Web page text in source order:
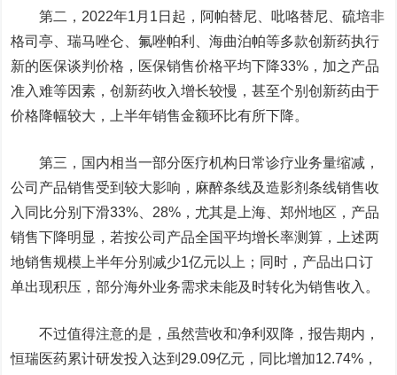
第二，2022年1月1日起，阿帕替尼、吡咯替尼、硫培非
格司亭、瑞马唑仑、氟唑帕利、海曲泊帕等多款创新药执行
新的医保谈判价格，医保销售价格平均下降33%，加之产品
准入难等因素，创新药收入增长较慢，甚至个别创新药由于
价格降幅较大，上半年销售金额环比有所下降。
第三，国内相当一部分医疗机构日常诊疗业务量缩减，
公司产品销售受到较大影响，麻醉条线及造影剂条线销售收
入同比分别下滑33%、28%，尤其是上海、郑州地区，产品
销售下降明显，若按公司产品全国平均增长率测算，上述两
地销售规模上半年分别减少1亿元以上；同时，产品出口订
单出现积压，部分海外业务需求未能及时转化为销售收入。
不过值得注意的是，虽然营收和净利双降，报告期内，
恒瑞医药累计研发投入达到29.09亿元，同比增加12.74%，